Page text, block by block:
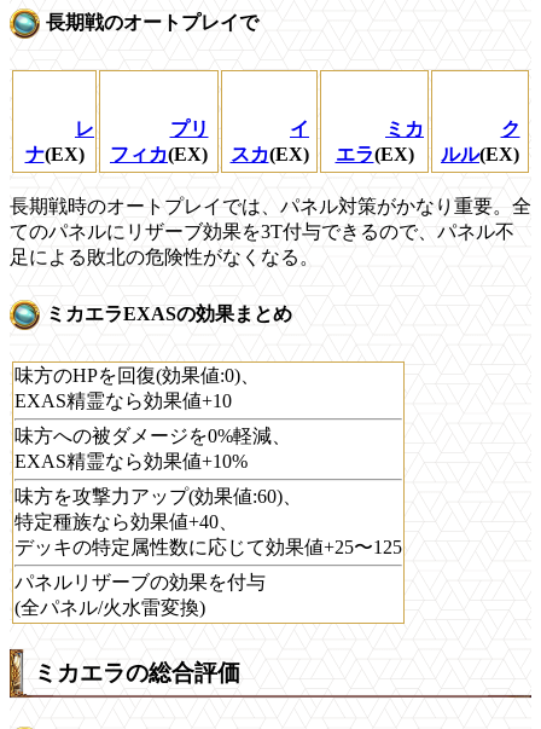
長期戦のオートプレイで
レ
ナ(EX)
プリ
フィカ(EX)
イ
スカ(EX)
ミカ
エラ(EX)
ク
ルル(EX)
長期戦時のオートプレイでは、パネル対策がかなり重要。全
てのパネルにリザーブ効果を3T付与できるので、パネル不
足による敗北の危険性がなくなる。
ミカエラEXASの効果まとめ
味方のHPを回復(効果値:0)、
EXAS精霊なら効果値+10
味方への被ダメージを0%軽減、
EXAS精霊なら効果値+10%
味方を攻撃力アップ(効果値:60)、
特定種族なら効果値+40、
デッキの特定属性数に応じて効果値+25〜125
パネルリザーブの効果を付与
(全パネル/火水雷変換)
ミカエラの総合評価